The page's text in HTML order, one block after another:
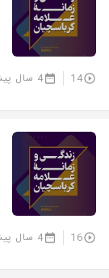
14 4 سال پیش
16 4 سال پیش